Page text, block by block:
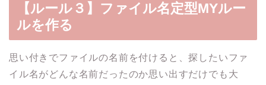
【ルール３】ファイル名定型MYルー
ルを作る
思い付きでファイルの名前を付けると、探したいファ
イル名がどんな名前だったのか思い出すだけでも大